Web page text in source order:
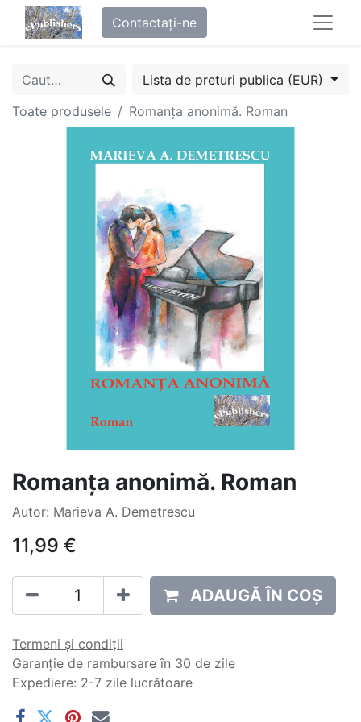
Contactați-ne
Lista de preturi publica (EUR)
Toate produsele
Romanța anonimă. Roman
Romanța anonimă. Roman
Autor: Marieva A. Demetrescu
11,99 €
ADAUGĂ ÎN COȘ
Termeni și condiții
Garanție de rambursare în 30 de zile
Expediere: 2-7 zile lucrătoare